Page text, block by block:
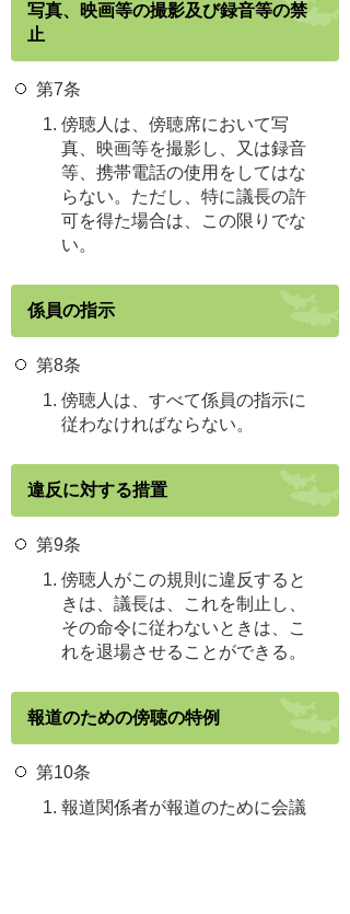
写真、映画等の撮影及び録音等の禁
止
第7条
傍聴人は、傍聴席において写
真、映画等を撮影し、又は録音
等、携帯電話の使用をしてはな
らない。ただし、特に議長の許
可を得た場合は、この限りでな
い。
係員の指示
第8条
傍聴人は、すべて係員の指示に
従わなければならない。
違反に対する措置
第9条
傍聴人がこの規則に違反すると
きは、議長は、これを制止し、
その命令に従わないときは、こ
れを退場させることができる。
報道のための傍聴の特例
第10条
報道関係者が報道のために会議